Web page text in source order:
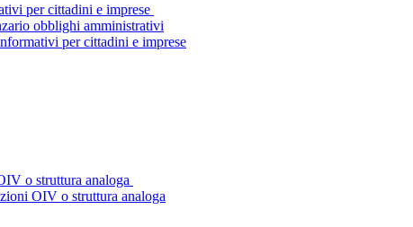
per cittadini e imprese
obblighi amministrativi
per cittadini e imprese
o struttura analoga
OIV o struttura analoga